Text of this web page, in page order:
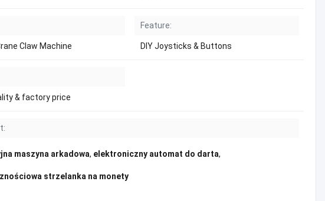
Claw Machine
Feature:
DIY Joysticks & Buttons
& factory price
maszyna arkadowa, elektroniczny automat do darta,
strzelanka na monety